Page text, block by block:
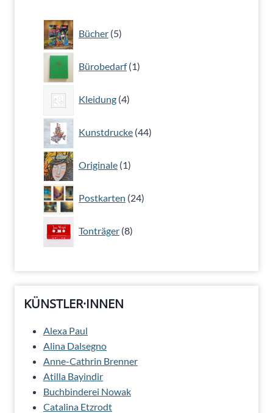
Bücher 5
Produkte
Bürobedarf 1
Produkt
Kleidung 4
Produkte
Kunstdrucke 44
Produkte
Originale 1
Produkt
Postkarten 24
Produkte
Tonträger 8
Produkte
KÜNSTLER·INNEN
Alexa Paul
Alina Dalsegno
Anne-Cathrin Brenner
Atilla Bayindir
Buchbinderei Nowak
Catalina Etzrodt